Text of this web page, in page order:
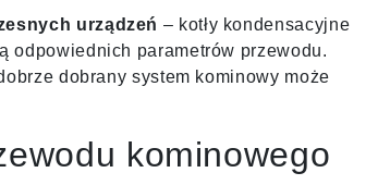
urządzeń – kotły kondensacyjne
odpowiednich parametrów przewodu.
dobrany system kominowy może
kominowego